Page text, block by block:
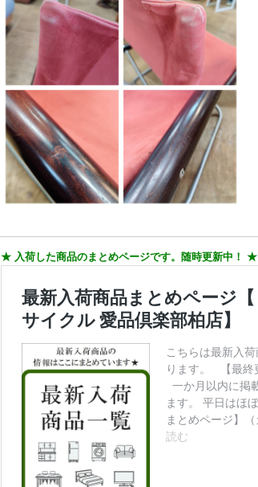
★ 入荷した商品のまとめページです。随時更新中！ ★